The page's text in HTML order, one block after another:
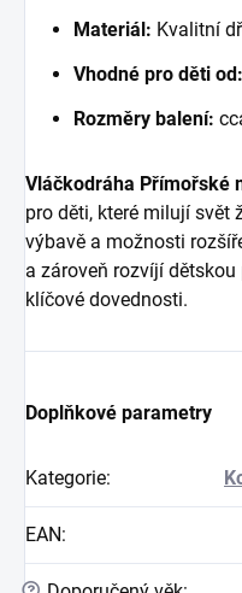
Materiál: Kvalitní
Vhodné pro děti od:
Rozměry balení:
Vláčkodráha Přímořské
pro děti, které milují svět
výbavě a možnosti
a zároveň rozvíjí
klíčové dovednosti.
Doplňkové parametry
Kategorie:
EAN: